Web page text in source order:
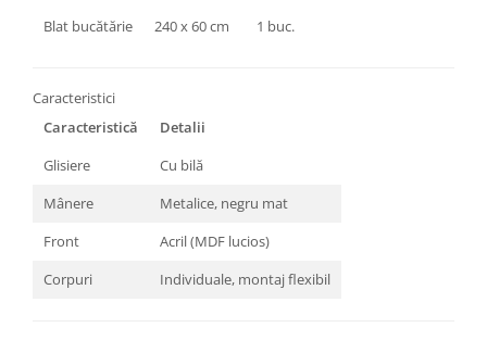
Blat bucătărie
240 x 60 cm 1 buc.
Caracteristici
Caracteristică
Detalii
Glisiere
Cu bilă
Mânere
Metalice, negru mat
Front
Acril (MDF lucios)
Corpuri
Individuale, montaj flexibil